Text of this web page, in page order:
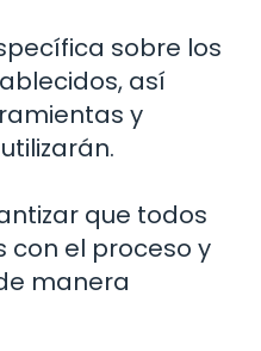
sobre los
así
y
que todos
con el proceso y
manera